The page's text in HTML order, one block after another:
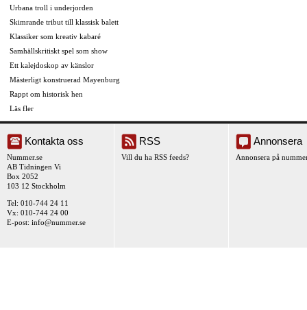
Urbana troll i underjorden
Skimrande tribut till klassisk balett
Klassiker som kreativ kabaré
Samhällskritiskt spel som show
Ett kalejdoskop av känslor
Mästerligt konstruerad Mayenburg
Rappt om historisk hen
Läs fler
Kontakta oss
Nummer.se
AB Tidningen Vi
Box 2052
103 12 Stockholm
Tel: 010-744 24 11
Vx: 010-744 24 00
E-post: info@nummer.se
RSS
Vill du ha RSS feeds?
Annonsera
Annonsera på